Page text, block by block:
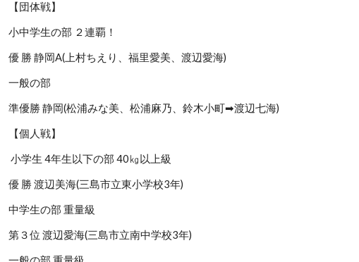
【団体戦】
小中学生の部 ２連覇！
優 勝 静岡A(上村ちえり、福里愛美、渡辺愛海)
一般の部
準優勝 静岡(松浦みな美、松浦麻乃、鈴木小町➡渡辺七海)
【個人戦】
小学生 4年生以下の部 40㎏以上級
優 勝 渡辺美海(三島市立東小学校3年)
中学生の部 重量級
第３位 渡辺愛海(三島市立南中学校3年)